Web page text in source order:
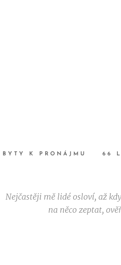
BYTY K PRONÁJMU 66
Nejčastěji mě lidé osloví, až
na něco zeptat,